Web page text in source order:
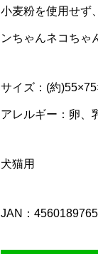
小麦粉を使用せず
ンちゃんネコちゃ
サイズ：(約
アレルギー：卵、
犬猫用
JAN：